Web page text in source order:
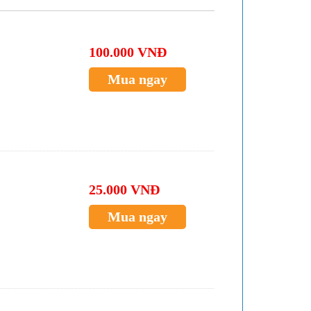
100.000 VNĐ
Mua ngay
25.000 VNĐ
Mua ngay